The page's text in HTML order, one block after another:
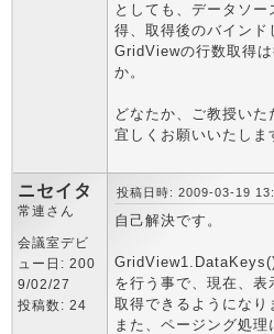
としても、データソ
得、取得後のバインド
GridViewの行数取得
か。
どなたか、ご教授いた
宜しくお願いいたしま
ニセイタ
常連さん
会議室デビ
ュー日: 200
9/02/27
投稿数: 24
投稿日時: 2009-03-19
自己解決です。
を行う事で、現在、
取得できるようになり
また、ページング処理